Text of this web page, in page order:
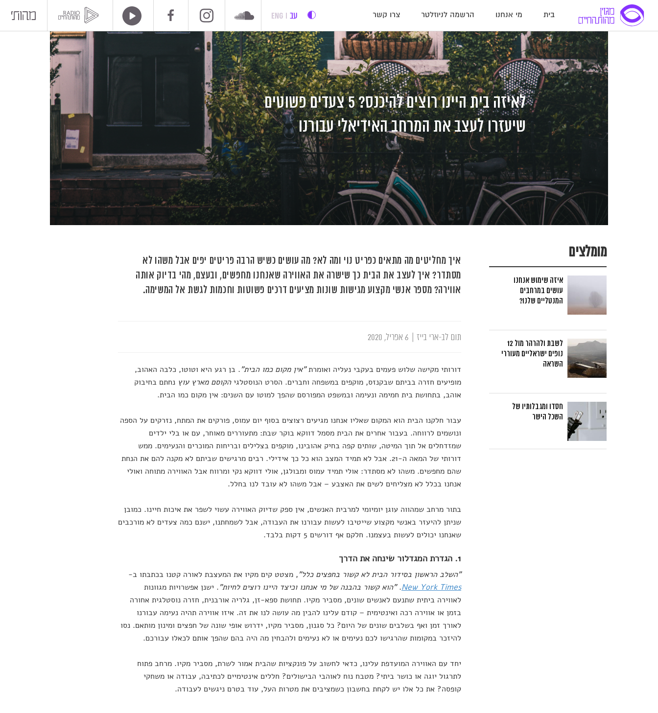
בית מי אנחנו הרשמה לניוזלטר צרו קשר עב ENG
לאיזה בית היינו רוצים להיכנס? 5 צעדים פשוטים
שיעזרו לעצב את המרחב האידיאלי עבורנו
איך מחליטים מה מתאים כפריט נוי ומה לא? מה עושים כשיש הרבה פריטים יפים אבל משהו לא
מסתדר? איך לעצב את הבית כך שישרה את האווירה שאנחנו מחפשים, ובעצם, מהי בדיוק אותה
אווירה? מספר אנשי מקצוע מגישות שונות מציעים דרכים פשוטות וחכמות לגשת אל המשימה.
תום לב-ארי בייז
דורותי מקישה שלוש פעמים בעקבי נעליה ואומרת"אין מקום כמו הבית". בן רגע היא וטוטו, כלבה האהוב,
מופיעים חזרה בביתם שבקנזס, מוקפים במשפחה וחברים. הסרט הנוסטלגיהקוסם מארץ עוץ נחתם בחיבוק
אוהב, בתחושת בית חמימה ונעימה ובמשפט המפורסם שהפך למוטו עם השנים: אין מקום כמו הבית.
עבור חלקנו הבית הוא המקום שאליו אנחנו מגיעים רצוצים בסוף יום עמוס, פורקים את המתח, נזרקים על הספה
ונושמים לרווחה. בעבור אחרים את הבית מסמל דווקא בוקר שבת: מתעוררים מאוחר, עם או בלי ילדים
שמזדחלים אל תוך המיטה, שותים קפה בחיק אהובינו, מוקפים בצלילים ובריחות המוכרים והנעימים. ממש
דורותי של המאה ה-21. אבל לא תמיד המצב הוא כל כך אידילי. רבים מרגישים שביתם לא מקנה להם את הנחת
שהם מחפשים. משהו לא מסתדר: אולי תמיד עמוס ומבולגן, אולי דווקא נקי ומרווח אבל האווירה מתוחה ואולי
אנחנו בכלל לא מצליחים לשים את האצבע – אבל משהו לא עובד לנו בחלל.
בתור מרחב שמהווה עוגן יומיומי למרבית האנשים, אין ספק שדיוק האווירה עשוי לשפר את איכות חיינו. כמובן
שניתן להיעזר באנשי מקצוע שייטיבו לעשות עבורנו את העבודה, אבל לשמחתנו, ישנם כמה צעדים לא מורכבים
שאנחנו יכולים לעשות בעצמנו. חלקם אף דורשים 5 דקות בלבד.
1. הגדרת המגדלור שינחה את הדרך
"השלב הראשון בסידור הבית לא קשור בחפצים כלל", מצטט קים מקיו את המעצבת לאורה קטנו בכתבתו ב-
New York Times
."הוא קשור בהבנה של מי אנחנו וכיצד היינו רוצים לחיות". ישנן אפשרויות מגוונות
לאווירה ביתית שתנעם לאנשים שונים, מסביר מקיו. תחושת ספא-זן, גלריה אורבנית, חזרה נוסטלגית אחורה
בזמן או אווירה רכה ואינטימית – קודם עלינו להבין מה עושה לנו את זה. איזו אווירה תהיה נעימה עבורנו
לאורך זמן ואף בשלבים שונים של היום? כל סגנון, מסביר מקיו, ידרוש אופי שונה של חפצים ומינון מותאם. נסו
להיזכר במקומות שהרגישו לכם נעימים או לא נעימים ולהבחין מה היה בהם שהפך אותם לכאלו עבורכם.
יחד עם האווירה המועדפת עלינו, כדאי לחשוב על פונקציות שהבית אמור לשרת, מסביר מקיו. מרחב פתוח
לתרגול יוגה או כושר ביתי? מטבח נוח לאוהבי הבישולים? חללים אינטימיים לכתיבה, עבודה או משחקי
קופסה? את כל אלו יש לקחת בחשבון כשמציבים את מטרות העל, עוד בטרם ניגשים לעבודה.
מומלצים
איזה שימוש אנחנו
עושים במרחבים
המנטליים שלנו?
לשבת ולהרהר מול 12
נופים ישראליים מעוררי
השראה
חסדו ומגבלותיו של
השכל הישר